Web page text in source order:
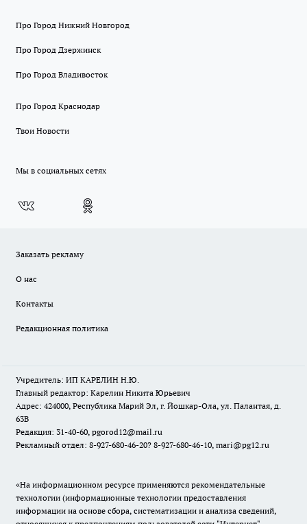
Про Город Нижний Новгород
Про Город Дзержинск
Про Город Владивосток
Про Город Краснодар
Твои Новости
Мы в социальных сетях
Заказать рекламу
О нас
Контакты
Редакционная политика
Учредитель: ИП КАРЕЛИН Н.Ю.
Главный редактор: Карелин Никита Юрьевич
Адрес: 424000, Республика Марий Эл, г. Йошкар-Ола, ул. Палантая, д.
63В
Редакция: 31-40-60, pgorod12@mail.ru
Рекламный отдел: 8-927-680-46-20? 8-927-680-46-10, mari@pg12.ru
«На информационном ресурсе применяются рекомендательные
технологии (информационные технологии предоставления
информации на основе сбора, систематизации и анализа сведений,